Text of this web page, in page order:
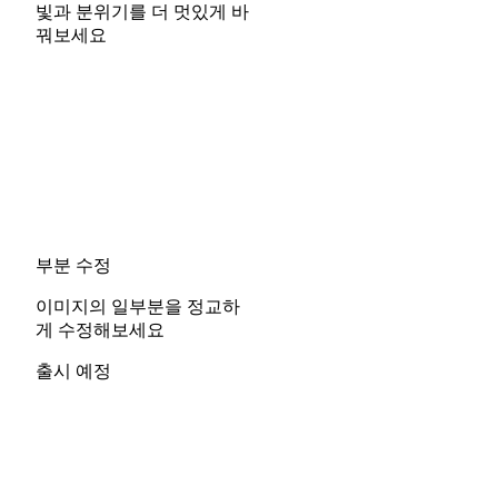
빛과 분위기를 더 멋있게 바
꿔보세요
부분 수정
이미지의 일부분을 정교하
게 수정해보세요
출시 예정